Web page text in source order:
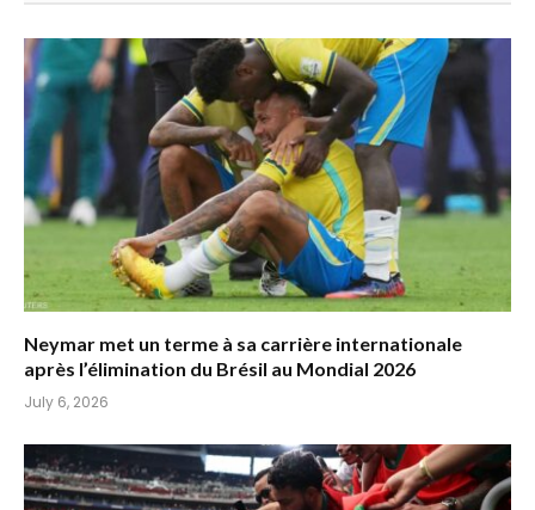
Neymar met un terme à sa carrière internationale
après l’élimination du Brésil au Mondial 2026
July 6, 2026